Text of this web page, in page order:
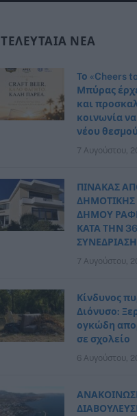
ΤΕΛΕΥΤΑΊΑ ΝΈΑ
Το «Cheers
Μπύρας
και
κοινωνία
νέου θεσμού
7 Αυγούστου,
ΠΙΝΑΚΑΣ
ΔΗΜΟΤΙΚΗΣ
ΔΗΜΟΥ
ΚΑΤΑ ΤΗΝ
ΣΥΝΕΔΡΙΑΣΗ
7 Αυγούστου,
Κίνδυνος
Διόνυσο:
ογκώδη
σε σχολείο
6 Αυγούστου,